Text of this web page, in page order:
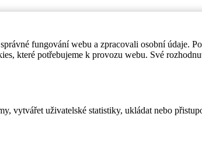
fungování webu a zpracovali osobní údaje.
které potřebujeme k provozu webu. Své
vytvářet uživatelské statistiky, ukládat nebo